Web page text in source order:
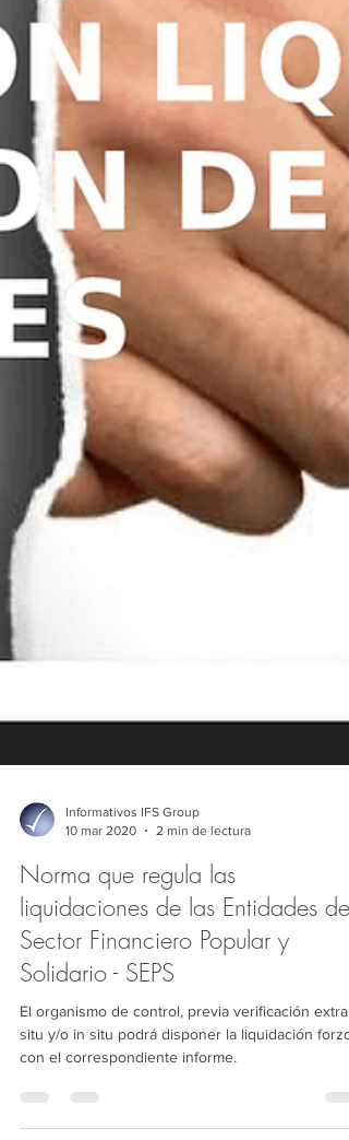
Informativos IFS Group
10 mar 2020
2 min de lectura
Norma que regula las
liquidaciones de las Entidades del
Sector Financiero Popular y
Solidario - SEPS
El organismo de control, previa verificación extra